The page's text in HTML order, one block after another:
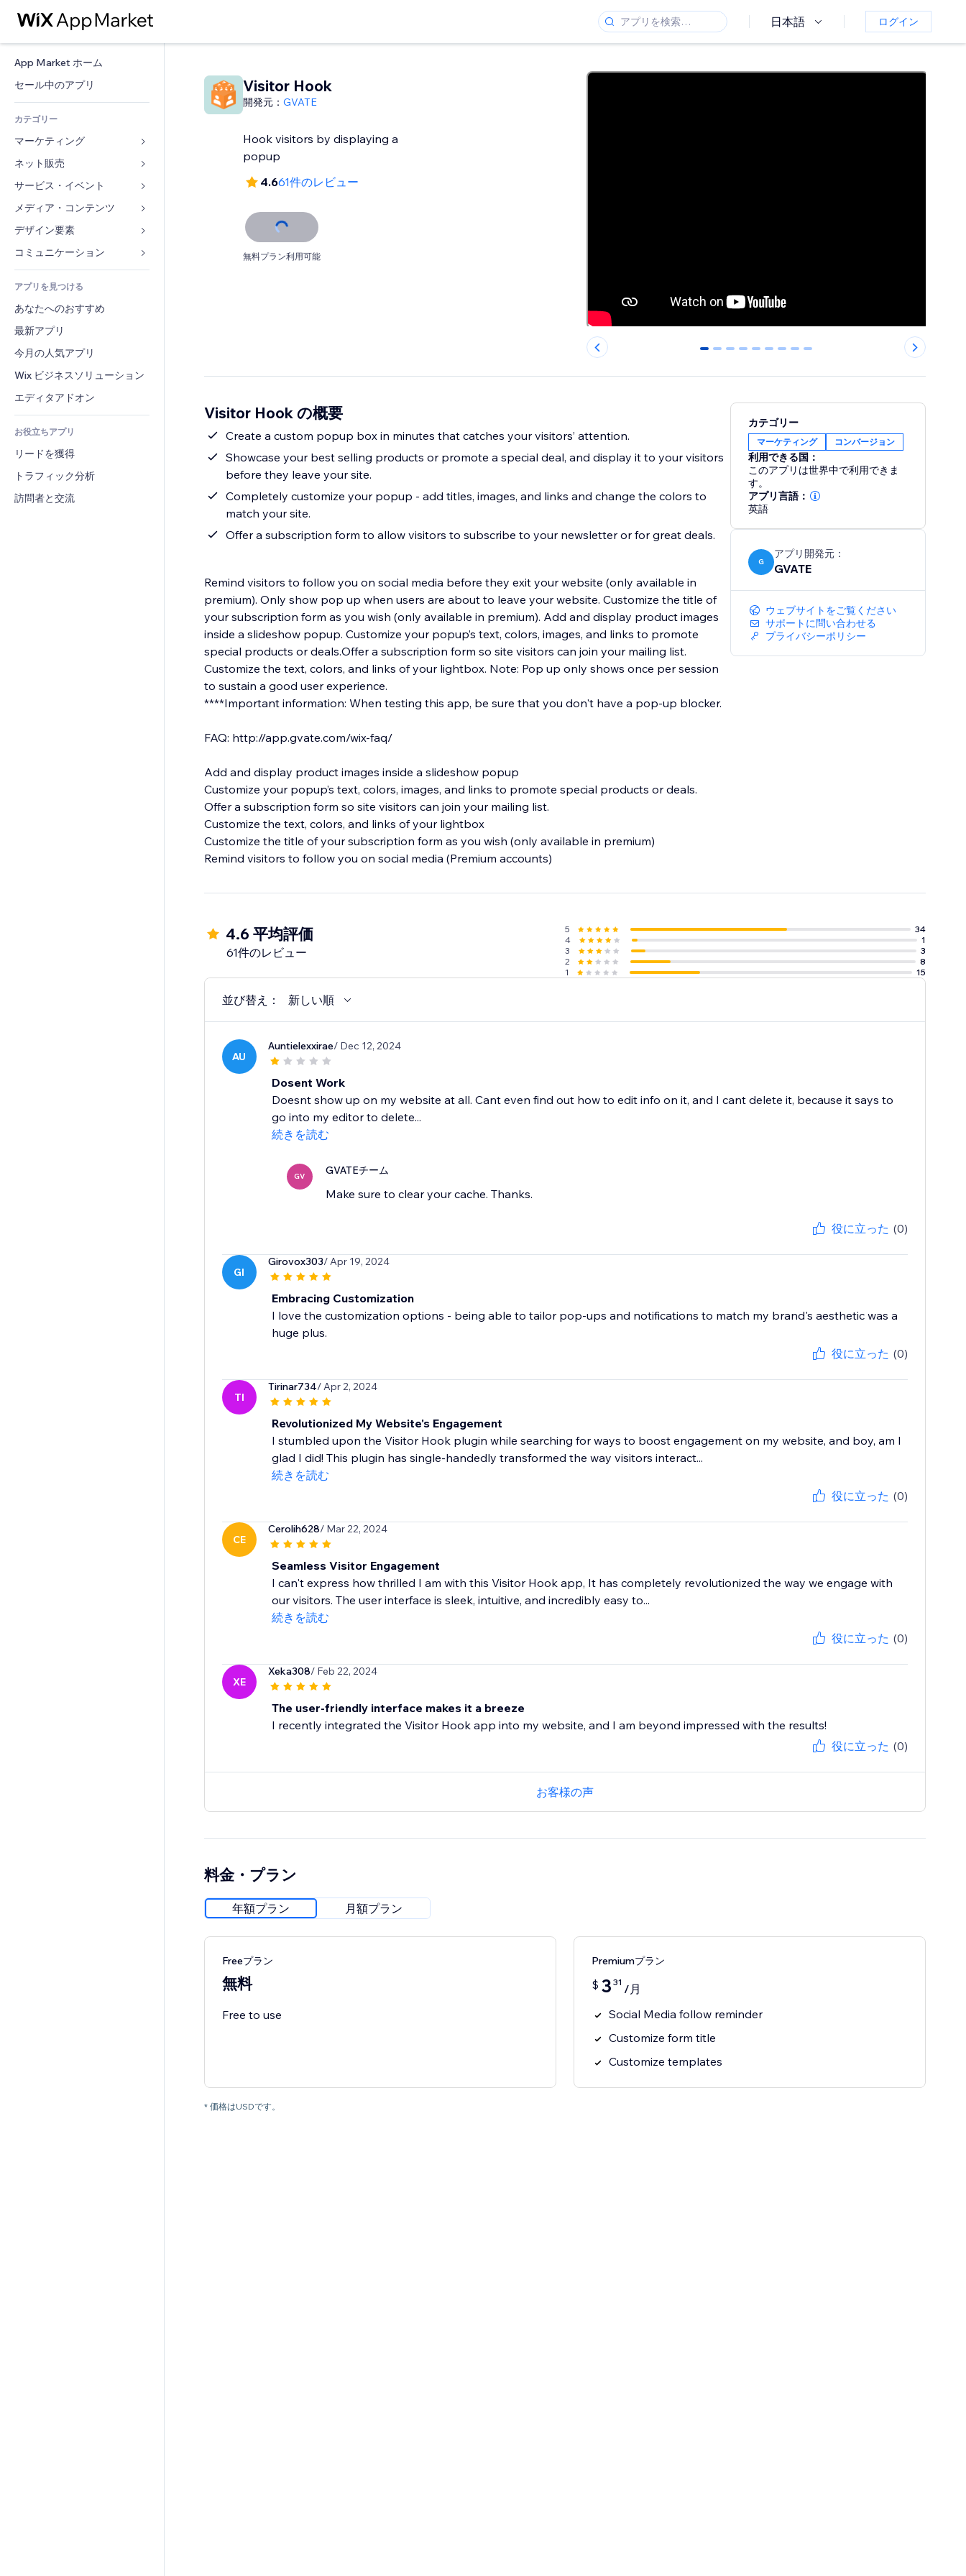
日本語 ログイン
App Market ホーム
セール中のアプリ
カテゴリー
マーケティング
広告
モバイル
アクセス解析
リスティング広告
メール
コンバージョン
ネット販売
ストア用アプリ
発送・配達
販売ボタン
会計
クーポン・特典
倉庫管理ソリューション
ドロップシッピング
食品・飲料
サービス・イベント
ホテル
イベント
レストラン
不動産
ブッキング
メディア・コンテンツ
ギャラリー
音楽
ポッドキャスト
写真
動画
PDF
ファイル共有
ニュース
デザイン要素
マップ・ナビ
プライバシー・セキュリティ
時計
ページテンプレート
画像効果
ボタン・メニュー
バナー・バッジ
電卓
検索
天気
チャート・テーブル
フォーム
ブログ
投票
チャット
コメント
電話
コミュニティィ
レビュー・お客さまの声
CRM
アプリを見つける
あなたへのおすすめ
最新アプリ
今月の人気アプリ
Wix ビジネスソリューション
エディタアドオン
お役立ちアプリ
リードを獲得
トラフィック分析
訪問者と交流
Visitor Hook
開発元： GVATE
Hook visitors by displaying a
popup
4.661件のレビュー
無料プラン利用可能
0 1 2 3 4 5 6 7 8
Visitor Hook の概要
Create a custom popup box in minutes that catches your visitors’ attention.
Showcase your best selling products or promote a special deal, and display it to your visitors
before they leave your site.
Completely customize your popup - add titles, images, and links and change the colors to
match your site.
Offer a subscription form to allow visitors to subscribe to your newsletter or for great deals.
Remind visitors to follow you on social media before they exit your website (only available in
premium). Only show pop up when users are about to leave your website. Customize the title of
your subscription form as you wish (only available in premium).​ Add and display product images
inside a slideshow popup. Customize your popup’s text, colors, images, and links to promote
special products or deals.​Offer a subscription form so site visitors can join your mailing list.​
Customize the text, colors, and links of your lightbox. Note: Pop up only shows once per session
to sustain a good user experience.
****Important information: When testing this app, be sure that you don't have a pop-up blocker.
FAQ: http://app.gvate.com/wix-faq/
Add and display product images inside a slideshow popup
Customize your popup’s text, colors, images, and links to promote special products or deals.
Offer a subscription form so site visitors can join your mailing list.
Customize the text, colors, and links of your lightbox
Customize the title of your subscription form as you wish (only available in premium)
Remind visitors to follow you on social media (Premium accounts)
カテゴリー
マーケティング コンバージョン
利用できる国：
このアプリは世界中で利用できま
す。
アプリ言語：
英語
G
アプリ開発元：
GVATE
ウェブサイトをご覧ください
サポートに問い合わせる
プライバシーポリシー
4.6 平均評価
61件のレビュー
5
34
4
1
3
3
2
8
1
15
並び替え： 新しい順
AU
Auntielexxirae/ Dec 12, 2024
Dosent Work
Doesnt show up on my website at all. Cant even find out how to edit info on it, and I cant delete it, because it says to
go into my editor to delete...
続きを読む
GV GVATEチーム
Make sure to clear your cache. Thanks.
役に立った (0)
GI
Girovox303/ Apr 19, 2024
Embracing Customization
I love the customization options - being able to tailor pop-ups and notifications to match my brand's aesthetic was a
huge plus.
役に立った (0)
TI
Tirinar734/ Apr 2, 2024
Revolutionized My Website's Engagement
I stumbled upon the Visitor Hook plugin while searching for ways to boost engagement on my website, and boy, am I
glad I did! This plugin has single-handedly transformed the way visitors interact...
続きを読む
役に立った (0)
CE
Cerolih628/ Mar 22, 2024
Seamless Visitor Engagement
I can't express how thrilled I am with this Visitor Hook app, It has completely revolutionized the way we engage with
our visitors. The user interface is sleek, intuitive, and incredibly easy to...
続きを読む
役に立った (0)
XE
Xeka308/ Feb 22, 2024
The user-friendly interface makes it a breeze
I recently integrated the Visitor Hook app into my website, and I am beyond impressed with the results!
役に立った (0)
お客様の声
料金・プラン
年額プラン 月額プラン
Freeプラン
無料
Free to use
Premiumプラン
$ 3 31 /月
Social Media follow reminder
Customize form title
Customize templates
* 価格はUSDです。